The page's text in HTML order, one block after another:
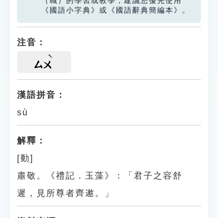
《國語小字典》或《國語辭典簡編本》。
注音：
ㄙㄨ
漢語拼音：
sù
解釋：
[動]
肅敬。《禮記．玉藻》：「君子之容舒
遲，見所尊者齊遬。」